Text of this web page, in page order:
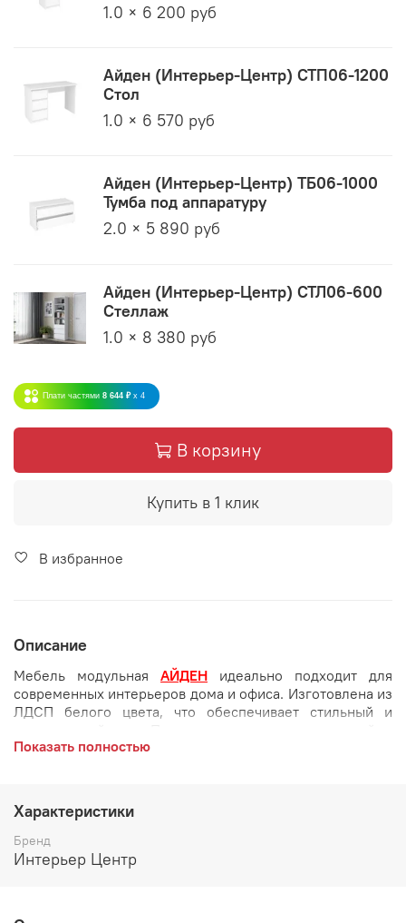
1.0 × 6 200 руб
Айден (Интерьер-Центр) СТП06-1200
Стол
1.0 × 6 570 руб
Айден (Интерьер-Центр) ТБ06-1000
Тумба под аппаратуру
2.0 × 5 890 руб
Айден (Интерьер-Центр) СТЛ06-600
Стеллаж
1.0 × 8 380 руб
Плати частями 8 644 ₽ x 4
В корзину
Купить в 1 клик
В избранное
Описание
Мебель модульная АЙДЕН идеально подходит для
современных интерьеров дома и офиса. Изготовлена из
ЛДСП белого цвета, что обеспечивает стильный и
функциональной обстановки. Идеально для тех, кто
Показать полностью
Характеристики
Бренд
Интерьер Центр